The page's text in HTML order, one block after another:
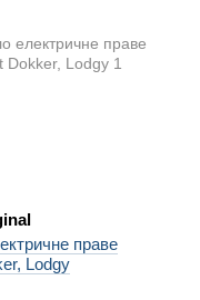
праве
Lodgy